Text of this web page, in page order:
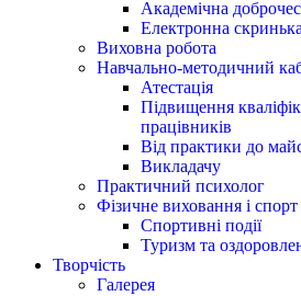
Академічна
Електронна
Виховна робота
Навчально-методичний
Атестація
Підвищення
працівників
Від практики до
Викладачу
Практичний психолог
Фізичне виховання і спорт
Спортивні події
Туризм та
Творчість
Галерея